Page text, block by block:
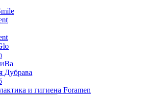
Дубрава
и гигиена Foramen